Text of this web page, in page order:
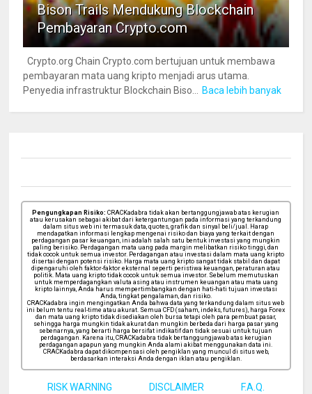
Bison Trails Mendukung Blockchain
Pembayaran Crypto.com
Crypto.org Chain Crypto.com bertujuan untuk membawa
pembayaran mata uang kripto menjadi arus utama.
Penyedia infrastruktur Blockchain Biso...
Baca lebih banyak
Pengungkapan Risiko: CRACKadabra tidak akan bertanggungjawab atas kerugian
atau kerusakan sebagai akibat dari ketergantungan pada informasi yang terkandung
dalam situs web ini termasuk data, quotes, grafik dan sinyal beli/jual. Harap
mendapatkan informasi lengkap mengenai risiko dan biaya yang terkait dengan
perdagangan pasar keuangan, ini adalah salah satu bentuk investasi yang mungkin
paling berisiko. Perdagangan mata uang pada margin melibatkan risiko tinggi, dan
tidak cocok untuk semua investor. Perdagangan atau investasi dalam mata uang kripto
disertai dengan potensi risiko. Harga mata uang kripto sangat tidak stabil dan dapat
dipengaruhi oleh faktor-faktor eksternal seperti peristiwa keuangan, peraturan atau
politik. Mata uang kripto tidak cocok untuk semua investor. Sebelum memutuskan
untuk memperdagangkan valuta asing atau instrumen keuangan atau mata uang
kripto lainnya, Anda harus mempertimbangkan dengan hati-hati tujuan investasi
Anda, tingkat pengalaman, dan risiko.
CRACKadabra ingin mengingatkan Anda bahwa data yang terkandung dalam situs web
ini belum tentu real-time atau akurat. Semua CFD (saham, indeks, futures), harga Forex
dan mata uang kripto tidak disediakan oleh bursa tetapi oleh para pembuat pasar,
sehingga harga mungkin tidak akurat dan mungkin berbeda dari harga pasar yang
sebenarnya, yang berarti harga bersifat indikatif dan tidak sesuai untuk tujuan
perdagangan. Karena itu, CRACKadabra tidak bertanggungjawab atas kerugian
perdagangan apapun yang mungkin Anda alami akibat menggunakan data ini.
CRACKadabra dapat dikompensasi oleh pengiklan yang muncul di situs web,
berdasarkan interaksi Anda dengan iklan atau pengiklan.
RISK WARNING DISCLAIMER
F.A.Q.